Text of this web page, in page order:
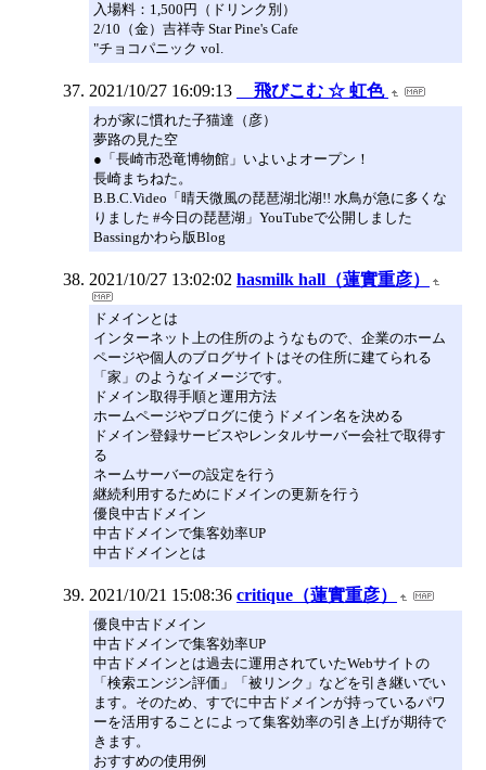
入場料：1,500円（ドリンク別）
2/10（金）吉祥寺 Star Pine's Cafe
"チョコパニック vol.
2021/10/27 16:09:13 飛びこむ ☆ 虹色
わが家に慣れた子猫達（彦）
夢路の見た空
●「長崎市恐竜博物館」いよいよオープン！
長崎まちねた。
B.B.C.Video「晴天微風の琵琶湖北湖!! 水鳥が急に多くな
りました #今日の琵琶湖」YouTubeで公開しました
Bassingかわら版Blog
2021/10/27 13:02:02 hasmilk hall（蓮實重彦）
ドメインとは
インターネット上の住所のようなもので、企業のホーム
ページや個人のブログサイトはその住所に建てられる
「家」のようなイメージです。
ドメイン取得手順と運用方法
ホームページやブログに使うドメイン名を決める
ドメイン登録サービスやレンタルサーバー会社で取得す
る
ネームサーバーの設定を行う
継続利用するためにドメインの更新を行う
優良中古ドメイン
中古ドメインで集客効率UP
中古ドメインとは
2021/10/21 15:08:36 critique（蓮實重彦）
優良中古ドメイン
中古ドメインで集客効率UP
中古ドメインとは過去に運用されていたWebサイトの
「検索エンジン評価」「被リンク」などを引き継いでい
ます。そのため、すでに中古ドメインが持っているパワ
ーを活用することによって集客効率の引き上げが期待で
きます。
おすすめの使用例